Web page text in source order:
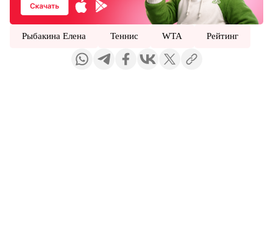
Рыбакина Елена Теннис WTA Рейтинг